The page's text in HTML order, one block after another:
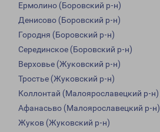
Ермолино (Боровский р-н)
Денисово (Боровский р-н)
Городня (Боровский р-н)
Серединское (Боровский р-н)
Верховье (Жуковский р-н)
Тростье (Жуковский р-н)
Коллонтай (Малоярославецкий р-н)
Афанасьво (Малоярославецкий р-н)
Жуков (Жуковский р-н)